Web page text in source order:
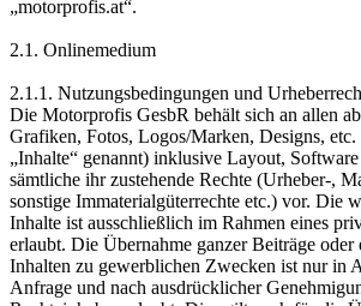
„motorprofis.at“.
2.1. Onlinemedium
2.1.1. Nutzungsbedingungen und
Die Motorprofis GesbR behält sich an allen
Grafiken, Fotos, Logos/Marken, Designs,
„Inhalte“ genannt) inklusive Layout,
sämtliche ihr zustehende Rechte (Urheber-,
sonstige Immaterialgüterrechte etc.) vor. Die
Inhalte ist ausschließlich im Rahmen eines
erlaubt. Die Übernahme ganzer Beiträge oder
Inhalten zu gewerblichen Zwecken ist nur in
Anfrage und nach ausdrücklicher